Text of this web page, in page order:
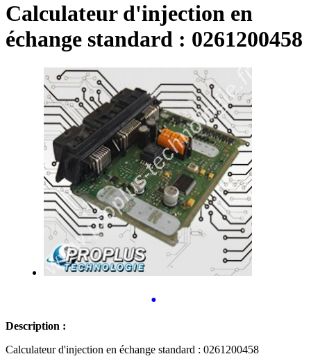
Calculateur d'injection en
échange standard : 0261200458
•
Description :
Calculateur d'injection en échange standard : 0261200458